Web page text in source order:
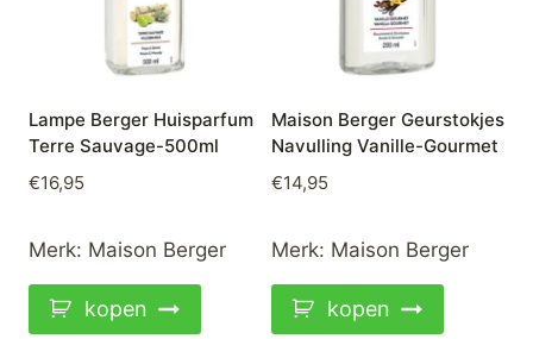
Lampe Berger Huisparfum
Terre Sauvage-500ml
€16,95
Merk: Maison Berger
kopen
Maison Berger Geurstokjes
Navulling Vanille-Gourmet
€14,95
Merk: Maison Berger
kopen